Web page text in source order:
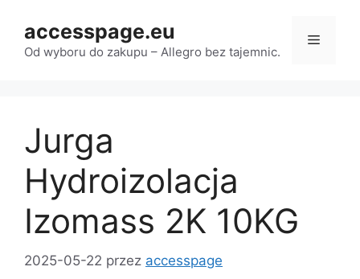
treści
accesspage.eu
Od wyboru do zakupu – Allegro bez tajemnic.
Menu
Jurga
Hydroizolacja
Izomass 2K 10KG
2025-05-22 przez accesspage